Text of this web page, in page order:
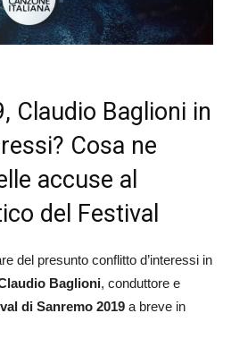
Claudio Baglioni in
Cosa ne
accuse al
del Festival
del presunto conflitto d’interessi in
Baglioni, conduttore e
di Sanremo 2019 a breve in